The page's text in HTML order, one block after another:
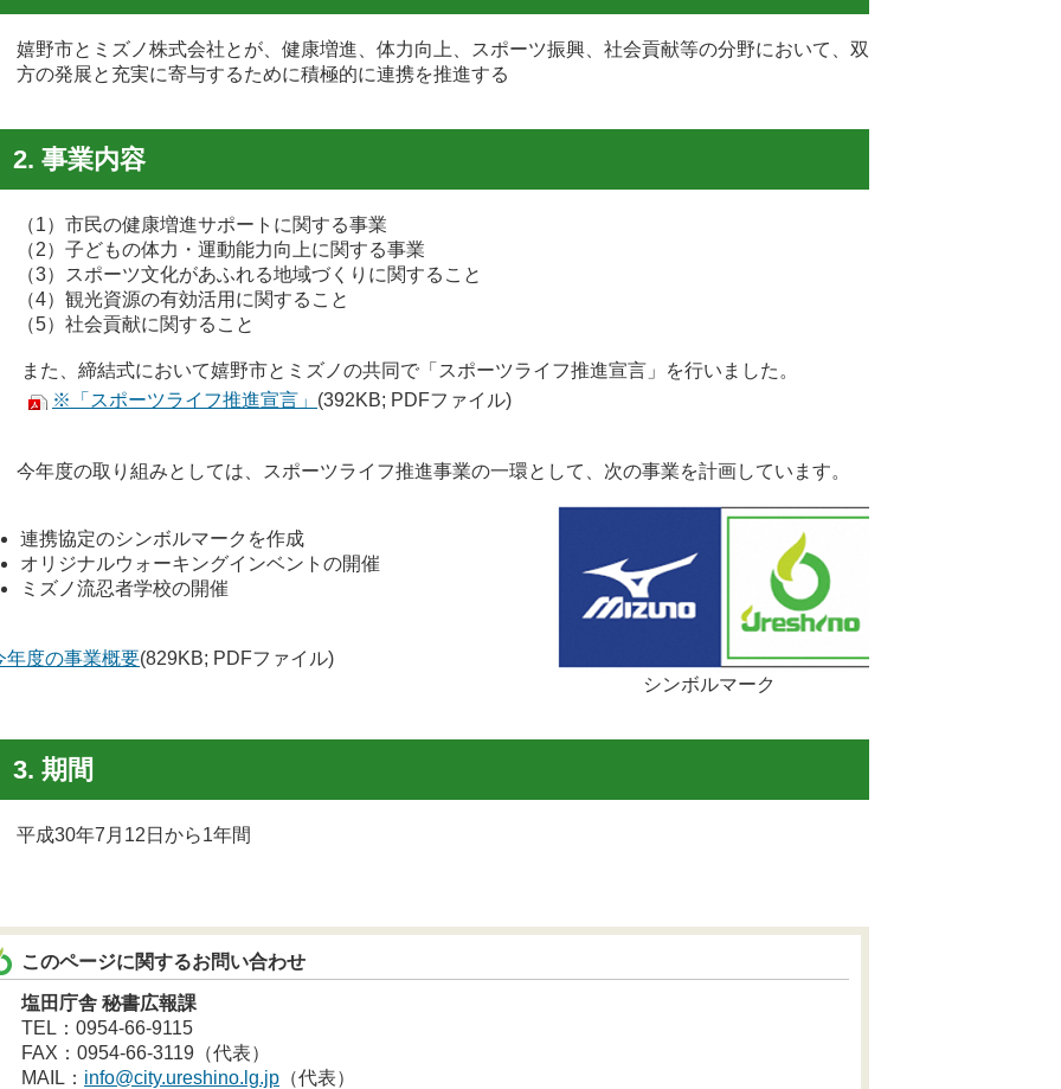
嬉野市とミズノ株式会社とが、健康増進、体力向上、スポーツ振興、社会貢献等の分野において、双
方の発展と充実に寄与するために積極的に連携を推進する
2. 事業内容
（1）市民の健康増進サポートに関する事業
（2）子どもの体力・運動能力向上に関する事業
（3）スポーツ文化があふれる地域づくりに関すること
（4）観光資源の有効活用に関すること
（5）社会貢献に関すること
また、締結式において嬉野市とミズノの共同で「スポーツライフ推進宣言」を行いました。
※「スポーツライフ推進宣言」 (392KB; PDFファイル)
今年度の取り組みとしては、スポーツライフ推進事業の一環として、次の事業を計画しています。
連携協定のシンボルマークを作成
オリジナルウォーキングインベントの開催
ミズノ流忍者学校の開催
度の事業概要(829KB; PDFファイル)
シンボルマーク
3. 期間
平成30年7月12日から1年間
このページに関するお問い合わせ
塩田庁舎 秘書広報課
TEL：0954-66-9115
FAX：0954-66-3119（代表）
MAIL： info@city.ureshino.lg.jp （代表）